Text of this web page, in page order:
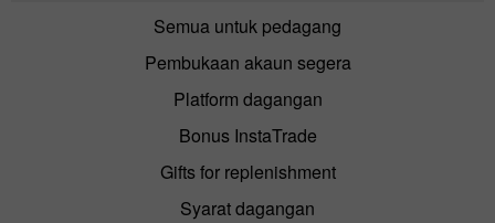
Semua untuk pedagang
Pembukaan akaun segera
Platform dagangan
Bonus InstaTrade
Gifts for replenishment
Syarat dagangan